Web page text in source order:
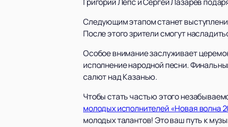
Следующим этапом станет
После этого зрители смогут
Особое внимание заслуживает
исполнение народной песни.
салют над Казанью.
Чтобы стать частью этого
молодых исполнителей «Новая волна
молодых талантов! Это ваш путь к